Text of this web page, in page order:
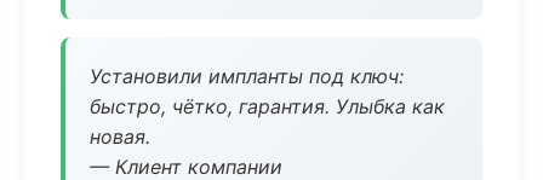
Установили импланты под ключ:
быстро, чётко, гарантия. Улыбка как
новая.
— Клиент компании